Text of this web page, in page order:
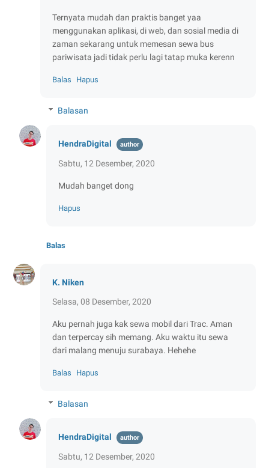
Ternyata mudah dan praktis banget yaa
menggunakan aplikasi, di web, dan sosial media di
zaman sekarang untuk memesan sewa bus
pariwisata jadi tidak perlu lagi tatap muka kerenn
Balas Hapus
Balasan
HendraDigital
Sabtu, 12 Desember, 2020
Mudah banget dong
Hapus
Balas
K. Niken
Selasa, 08 Desember, 2020
Aku pernah juga kak sewa mobil dari Trac. Aman
dan terpercay sih memang. Aku waktu itu sewa
dari malang menuju surabaya. Hehehe
Balas Hapus
Balasan
HendraDigital
Sabtu, 12 Desember, 2020